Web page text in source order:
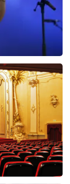
van een
wij erg
te
met
uw review
Het klopt dat
originele
op basis
in de
gebruik
het
op de
bovenaan
van
de
waarde
Het is
ook nog